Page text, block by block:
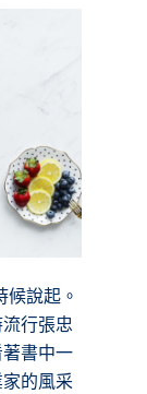
候說起。
行張忠
書中一
的風采